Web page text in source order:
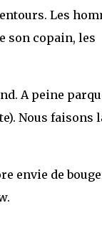
Les
son copain, les
A peine
Nous faisons
envie de